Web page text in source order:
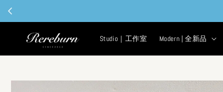
Studio｜工作室 Modern | 全新品